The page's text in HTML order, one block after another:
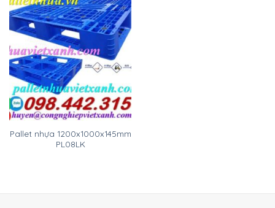
Pallet nhựa 1200x1000x145mm
PL08LK